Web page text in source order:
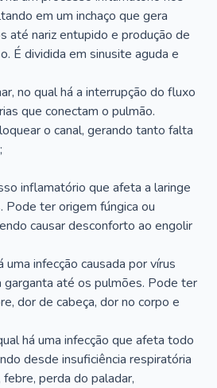
em um inchaço que gera
até nariz entupido e produção de
É dividida em sinusite aguda e
no qual há a interrupção do fluxo
que conectam o pulmão.
o canal, gerando tanto falta
inflamatório que afeta a laringe
Pode ter origem fúngica ou
causar desconforto ao engolir
uma infecção causada por vírus
garganta até os pulmões. Pode ter
dor de cabeça, dor no corpo e
há uma infecção que afeta todo
desde insuficiência respiratória
perda do paladar,